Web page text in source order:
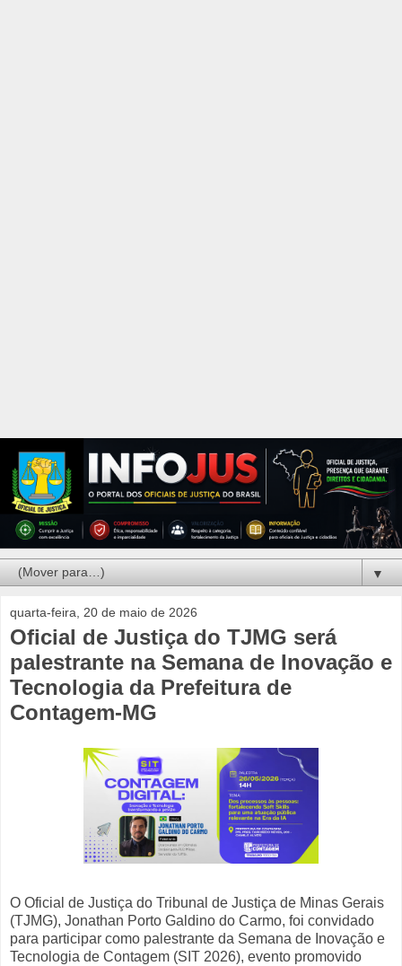
▼
quarta-feira, 20 de maio de 2026
Oficial de Justiça do TJMG será
palestrante na Semana de Inovação e
Tecnologia da Prefeitura de
Contagem-MG
O Oficial de Justiça do Tribunal de Justiça de Minas Gerais
(TJMG), Jonathan Porto Galdino do Carmo, foi convidado
para participar como palestrante da Semana de Inovação e
Tecnologia de Contagem (SIT 2026), evento promovido